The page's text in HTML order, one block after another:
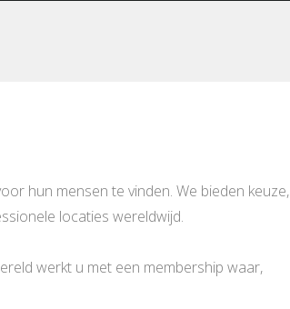
hun mensen te vinden. We bieden keuze,
locaties wereldwijd.
werkt u met een membership waar,